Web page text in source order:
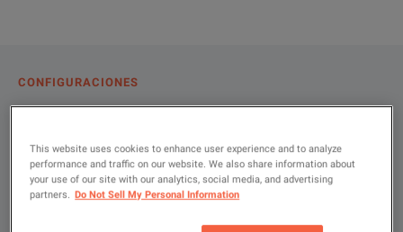
CONFIGURACIONES
RECURSOS
Permítanos ayudarlo con su
Vista general del producto
This website uses cookies to enhance user experience and to analyze
performance and traffic on our website. We also share information about
your use of our site with our analytics, social media, and advertising
partners.
Do Not Sell My Personal Information